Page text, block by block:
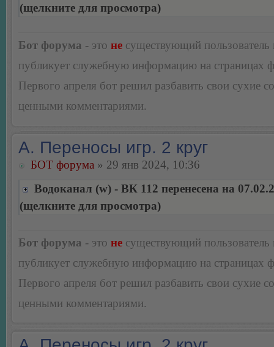
(щелкните для просмотра)
Бот форума - это не существующий пользователь
публикует служебную информацию на страницах
Первого апреля бот решил разбавить свои сухие
ценными комментариями.
А. Переносы игр. 2 круг
БОТ форума » 29 янв 2024, 10:36
Водоканал (w) - ВК 112 перенесена на
(щелкните для просмотра)
Бот форума - это не существующий пользователь
публикует служебную информацию на страницах
Первого апреля бот решил разбавить свои сухие
ценными комментариями.